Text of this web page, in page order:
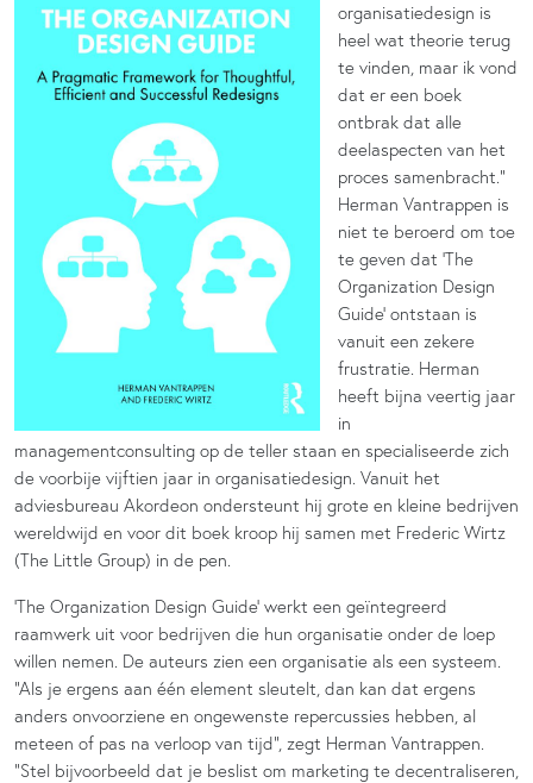
organisatiedesign is
heel wat theorie terug
te vinden, maar ik vond
dat er een boek
ontbrak dat alle
deelaspecten van het
proces samenbracht.”
Herman Vantrappen is
niet te beroerd om toe
te geven dat ‘The
Organization Design
Guide’ ontstaan is
vanuit een zekere
frustratie. Herman
heeft bijna veertig jaar
in
managementconsulting op de teller staan en specialiseerde zich
de voorbije vijftien jaar in organisatiedesign. Vanuit het
adviesbureau Akordeon ondersteunt hij grote en kleine bedrijven
wereldwijd en voor dit boek kroop hij samen met Frederic Wirtz
(The Little Group) in de pen.
‘The Organization Design Guide’ werkt een geïntegreerd
raamwerk uit voor bedrijven die hun organisatie onder de loep
willen nemen. De auteurs zien een organisatie als een systeem.
“Als je ergens aan één element sleutelt, dan kan dat ergens
anders onvoorziene en ongewenste repercussies hebben, al
meteen of pas na verloop van tijd”, zegt Herman Vantrappen.
“Stel bijvoorbeeld dat je beslist om marketing te decentraliseren,